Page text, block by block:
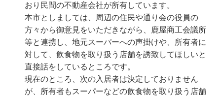
おり民間の不動産会社が所有しています。
本市としましては、周辺の住民や通り会の役員の
方々から御意見をいただきながら、鹿屋商工会議所
等と連携し、地元スーパーへの声掛けや、所有者に
対して、飲食物を取り扱う店舗を誘致してほしいと
直接話をしているところです。
現在のところ、次の入居者は決定しておりません
が、所有者もスーパーなどの飲食物を取り扱う店舗